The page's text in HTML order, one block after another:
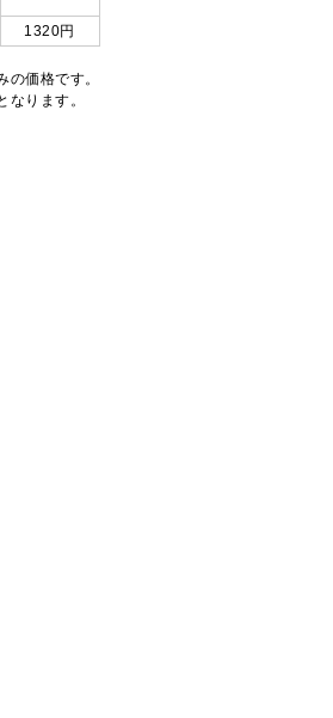
1320円
価格です。
なります。